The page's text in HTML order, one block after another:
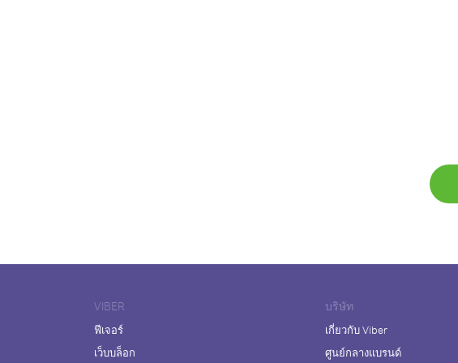
VIBER
ฟีเจอร์
เว็บบล็อก
บริษัท
เกี่ยวกับ Viber
ศูนย์กลางแบรนด์